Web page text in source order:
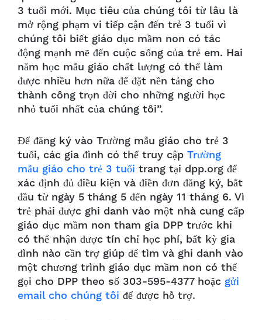
3 tuổi mới. Mục tiêu của chúng tôi từ lâu là
mở rộng phạm vi tiếp cận đến trẻ 3 tuổi vì
chúng tôi biết giáo dục mầm non có tác
động mạnh mẽ đến cuộc sống của trẻ em. Hai
năm học mẫu giáo chất lượng có thể làm
được nhiều hơn nữa để đặt nền tảng cho
thành công trọn đời cho những người học
nhỏ tuổi nhất của chúng tôi”.
Để đăng ký vào Trường mẫu giáo cho trẻ 3
tuổi, các gia đình có thể truy cập Trường
mẫu giáo cho trẻ 3 tuổi trang tại dpp.org để
xác định đủ điều kiện và điền đơn đăng ký, bắt
đầu từ ngày 5 tháng 5 đến ngày 11 tháng 6. Vì
trẻ phải được ghi danh vào một nhà cung cấp
giáo dục mầm non tham gia DPP trước khi
có thể nhận được tín chỉ học phí, bất kỳ gia
đình nào cần trợ giúp để tìm và ghi danh vào
một chương trình giáo dục mầm non có thể
gọi cho DPP theo số 303-595-4377 hoặc gửi
email cho chúng tôi để được hỗ trợ.